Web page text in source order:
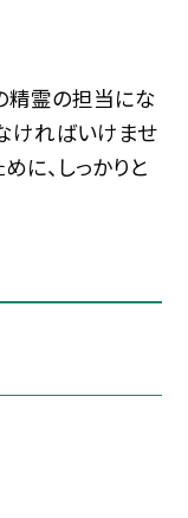
精霊の担当にな
ければいけませ
に、しっかりと